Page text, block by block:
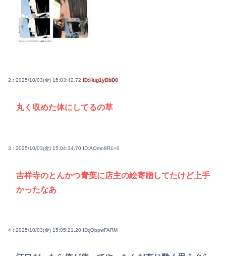
2 : 2025/10/03(金) 15:03:42.72 ID:Hug1yDbD0
丸く収めた体にしてるの草
3 : 2025/10/03(金) 15:04:34.70 ID:AOmo8R1+0
吉祥寺のとんかつ青葉に店主の絵寄贈してたけど上手
かったなあ
4 : 2025/10/03(金) 15:05:21.20 ID:jObpwFARM